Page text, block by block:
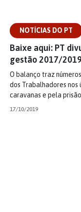
NOTÍCIAS DO PT
Baixe aqui: PT
gestão 2017/
O balanço traz
dos Trabalhadores nos
caravanas e pela
17/10/2019